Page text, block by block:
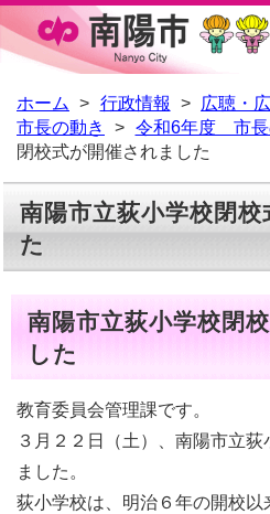
ホーム 行政情報 広聴・
市長の動き
令和6年度 市長
閉校式が開催されました
南陽市立荻小学校閉
た
南陽市立荻小学校閉
した
教育委員会管理課です。
３月２２日（土）、南陽市立
ました。
荻小学校は、明治６年の開校以